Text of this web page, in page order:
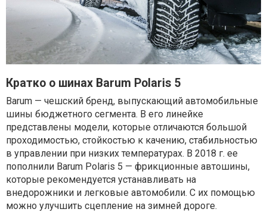
Кратко о шинах Barum Polaris 5
Barum — чешский бренд, выпускающий автомобильные
шины бюджетного сегмента. В его линейке
представлены модели, которые отличаются большой
проходимостью, стойкостью к качению, стабильностью
в управлении при низких температурах. В 2018 г. ее
пополнили Barum Polaris 5 — фрикционные автошины,
которые рекомендуется устанавливать на
внедорожники и легковые автомобили. С их помощью
можно улучшить сцепление на зимней дороге.